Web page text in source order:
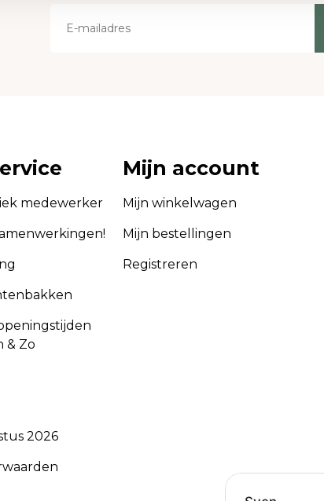
medewerker
& Zo
2026
Mijn account
Mijn winkelwagen
Mijn bestellingen
Registreren